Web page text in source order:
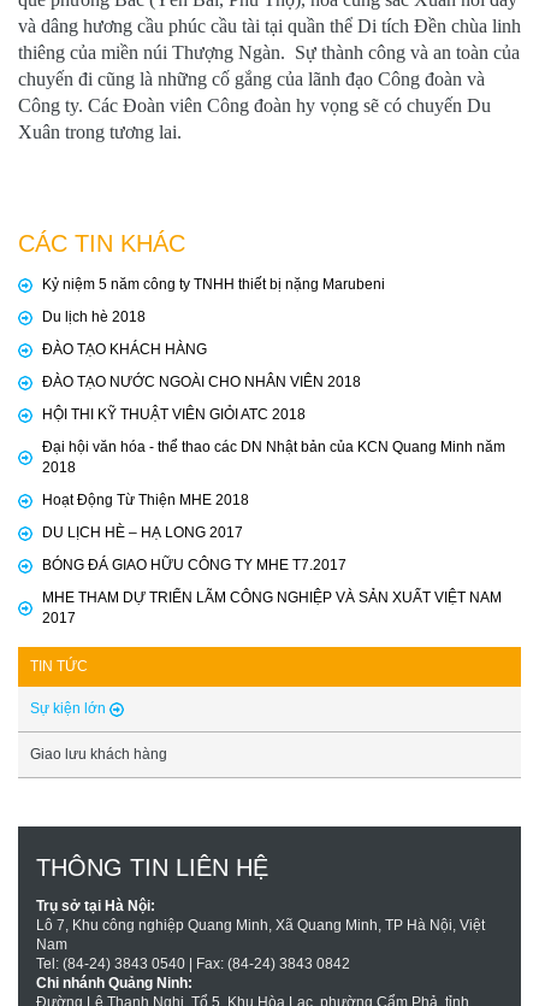
và dâng hương cầu phúc cầu tài tại quần thể Di tích Đền chùa linh
thiêng của miền núi Thượng Ngàn. Sự thành công và an toàn của
chuyến đi cũng là những cố gắng của lãnh đạo Công đoàn và
Công ty. Các Đoàn viên Công đoàn hy vọng sẽ có chuyến Du
Xuân trong tương lai.
CÁC TIN KHÁC
ĐÀO TẠO KHÁCH HÀNG
ĐÀO TẠO NƯỚC NGOÀI CHO NHÂN VIÊN 2018
HỘI THI KỸ THUẬT VIÊN GIỎI ATC 2018
2018
DU LỊCH HÈ – HẠ LONG 2017
BÓNG ĐÁ GIAO HỮU CÔNG TY MHE T7.2017
MHE THAM DỰ TRIỂN LÃM CÔNG NGHIỆP VÀ SẢN XUẤT VIỆT NAM
2017
TIN TỨC
THÔNG TIN LIÊN HỆ
Lô 7, Khu công nghiệp Quang Minh, Xã Quang Minh, TP Hà Nội, Việt
Nam
Tel: (84-24) 3843 0540 | Fax: (84-24) 3843 0842
Chi nhánh Quảng Ninh:
Đường Lê Thanh Nghị, Tổ 5, Khu Hòa Lạc, phường Cẩm Phả, tỉnh